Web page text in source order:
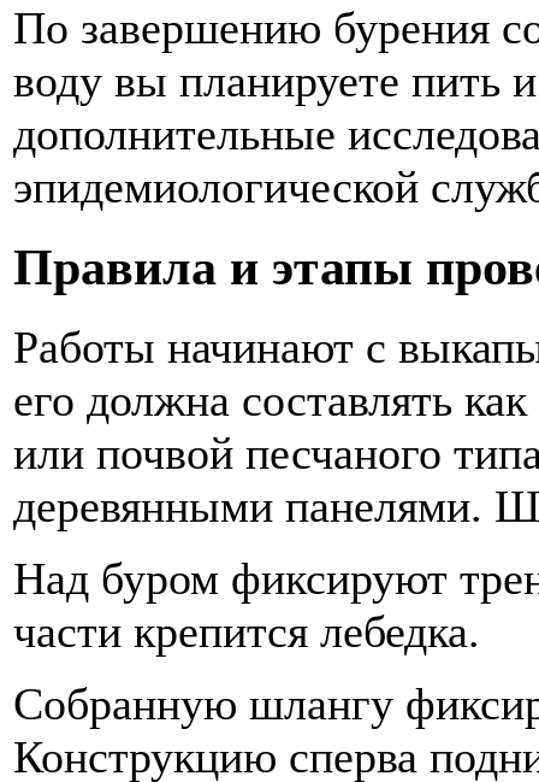
По завершению бурения
воду вы планируете пить
дополнительные
эпидемиологической
Правила и этапы
Работы начинают с
его должна составлять
или почвой песчаного
деревянными панелями.
Над буром фиксируют
части крепится лебедка.
Собранную шлангу
Конструкцию сперва